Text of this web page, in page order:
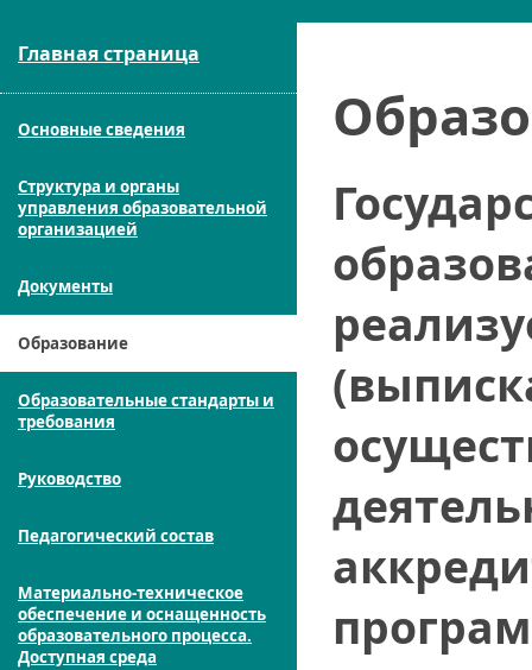
Главная страница
Основные сведения
Структура и органы
управления образовательной
организацией
Документы
Образование
Образовательные стандарты и
требования
Руководство
Педагогический состав
Материально-техническое
обеспечение и оснащенность
образовательного процесса.
Доступная среда